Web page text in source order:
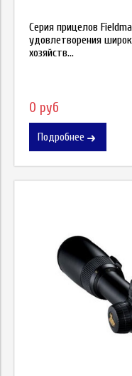
Серия прицелов
удовлетворения
хозяйств...
0 руб
Подробнее